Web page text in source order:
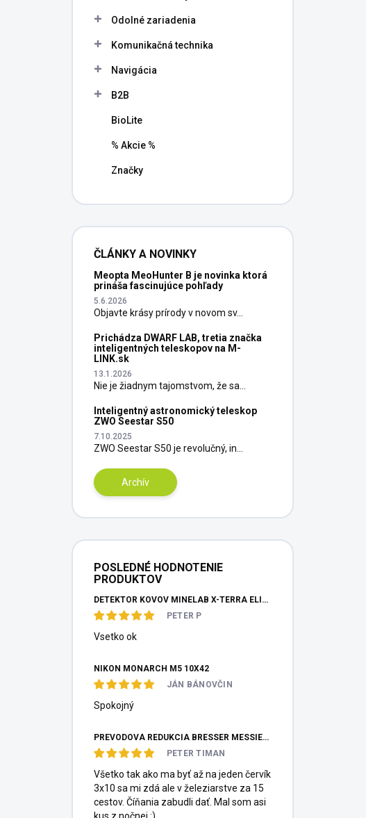
Odolné zariadenia
Komunikačná technika
Navigácia
B2B
BioLite
% Akcie %
Značky
ČLÁNKY A NOVINKY
Meopta MeoHunter B je novinka ktorá
prináša fascinujúce pohľady
5.6.2026
Objavte krásy prírody v novom sv...
Prichádza DWARF LAB, tretia značka
inteligentných teleskopov na M-
LINK.sk
13.1.2026
Nie je žiadnym tajomstvom, že sa...
Inteligentný astronomický teleskop
ZWO Seestar S50
7.10.2025
ZWO Seestar S50 je revolučný, in...
Archív
POSLEDNÉ HODNOTENIE
PRODUKTOV
DETEKTOR KOVOV MINELAB X-TERRA ELITE PINPOITER SET
PETER P
Vsetko ok
NIKON MONARCH M5 10X42
JÁN BÁNOVČIN
Spokojný
PREVODOVÁ REDUKCIA BRESSER MESSIER HEXAFOC 1:10
PETER TIMAN
Všetko tak ako ma byť až na jeden červík
3x10 sa mi zdá ale v železiarstve za 15
cestov. Číňania zabudli dať. Mal som asi